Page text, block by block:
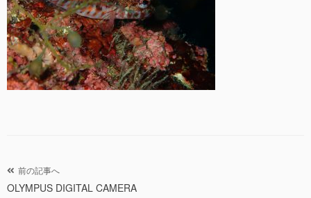
投
稿
前の記事へ
OLYMPUS DIGITAL CAMERA